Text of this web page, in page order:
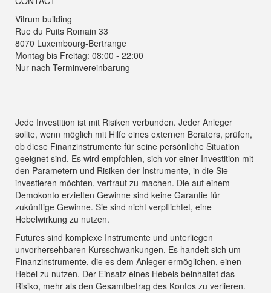
Vitrum building
Rue du Puits Romain 33
8070 Luxembourg-Bertrange
Montag bis Freitag: 08:00 - 22:00
Nur nach Terminvereinbarung
Jede Investition ist mit Risiken verbunden. Jeder Anleger
sollte, wenn möglich mit Hilfe eines externen Beraters, prüfen,
ob diese Finanzinstrumente für seine persönliche Situation
geeignet sind. Es wird empfohlen, sich vor einer Investition mit
den Parametern und Risiken der Instrumente, in die Sie
investieren möchten, vertraut zu machen. Die auf einem
Demokonto erzielten Gewinne sind keine Garantie für
zukünftige Gewinne. Sie sind nicht verpflichtet, eine
Hebelwirkung zu nutzen.
Futures sind komplexe Instrumente und unterliegen
unvorhersehbaren Kursschwankungen. Es handelt sich um
Finanzinstrumente, die es dem Anleger ermöglichen, einen
Hebel zu nutzen. Der Einsatz eines Hebels beinhaltet das
Risiko, mehr als den Gesamtbetrag des Kontos zu verlieren.